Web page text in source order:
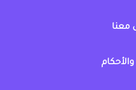
معنا